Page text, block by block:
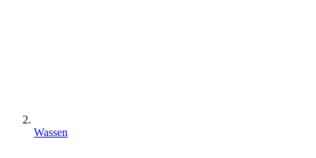
Wassen